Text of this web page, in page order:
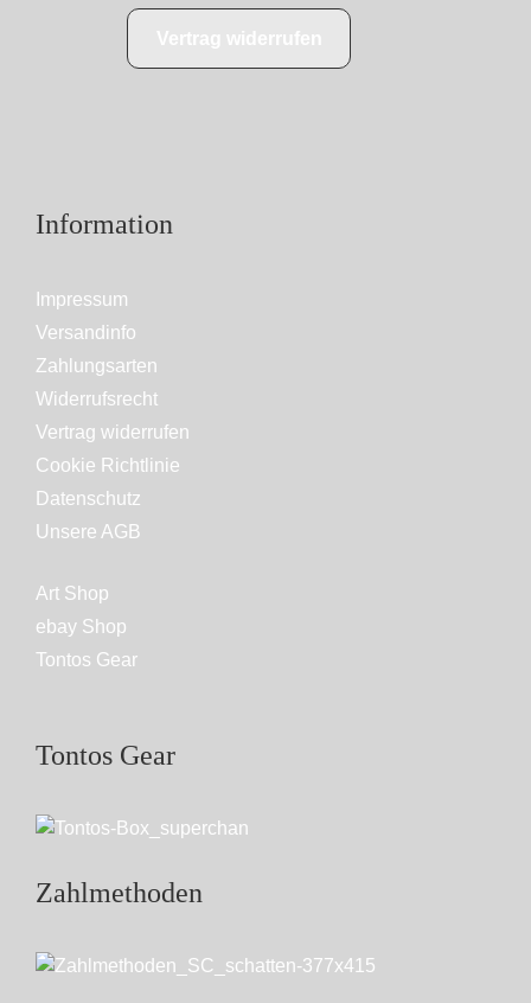
Information
Impressum
Versandinfo
Zahlungsarten
Widerrufsrecht
Vertrag widerrufen
Cookie Richtlinie
Datenschutz
Unsere AGB
Art Shop
ebay Shop
Tontos Gear
Tontos Gear
Zahlmethoden